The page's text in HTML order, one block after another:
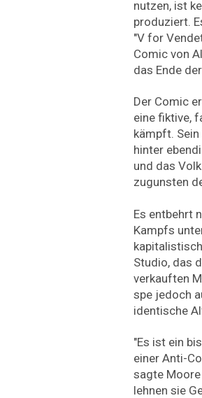
nutzen, ist
produziert.
"V for
Comic von
das Ende
Der Comic
eine fiktive,
kämpft.
hinter
und das
zugunsten
Es entbehrt
Kampfs
Studio, das
verkauften
spe jedoch
identische
"Es ist ein
einer Anti-
sagte
lehnen sie